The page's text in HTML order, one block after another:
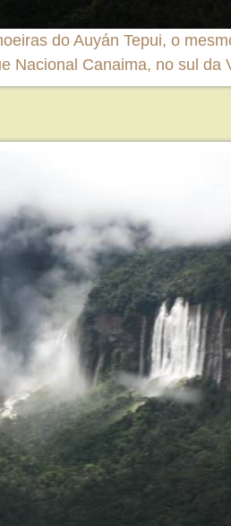
do Auyán Tepui, o
Nacional Canaima, no sul da